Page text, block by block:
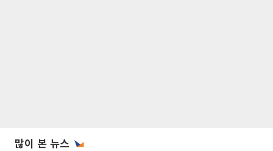
많이 본 뉴스